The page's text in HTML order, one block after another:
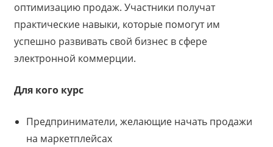
оптимизацию продаж. Участники получат
практические навыки, которые помогут им
успешно развивать свой бизнес в сфере
электронной коммерции.
Для кого курс
Предприниматели, желающие начать продажи
на маркетплейсах